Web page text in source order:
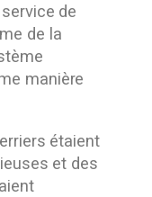
de
de la
manière
étaient
et des